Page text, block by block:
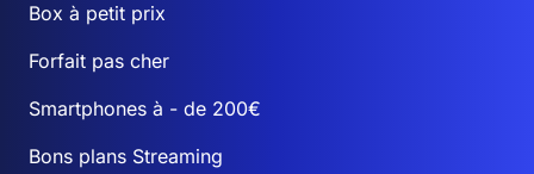
Box à petit prix
Forfait pas cher
Smartphones à - de 200€
Bons plans Streaming